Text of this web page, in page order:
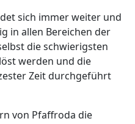
sich immer weiter und
in allen Bereichen der
die schwierigsten
werden und die
Zeit durchgeführt
von Pfaffroda die